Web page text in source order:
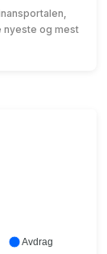
nyeste og mest
Avdrag